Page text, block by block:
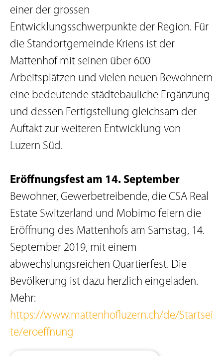
einer der grossen
Entwicklungsschwerpunkte der Region. Für
die Standortgemeinde Kriens ist der
Mattenhof mit seinen über 600
Arbeitsplätzen und vielen neuen Bewohnern
eine bedeutende städtebauliche Ergänzung
und dessen Fertigstellung gleichsam der
Auftakt zur weiteren Entwicklung von
Luzern Süd.
Eröffnungsfest am 14. September
Bewohner, Gewerbetreibende, die CSA Real
Estate Switzerland und Mobimo feiern die
Eröffnung des Mattenhofs am Samstag, 14.
September 2019, mit einem
abwechslungsreichen Quartierfest. Die
Bevölkerung ist dazu herzlich eingeladen.
Mehr:
https://www.mattenhofluzern.ch/de/Startsei
te/eroeffnung